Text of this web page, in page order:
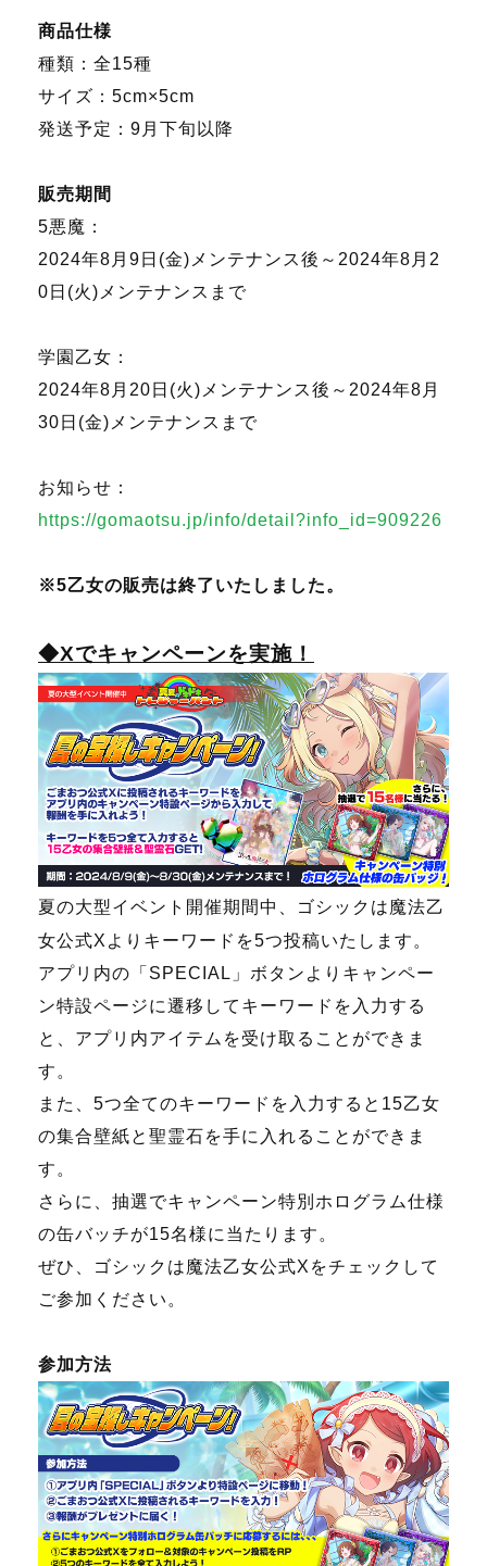
商品仕様
種類：全15種
サイズ：5cm×5cm
発送予定：9月下旬以降
販売期間
5悪魔：
2024年8月9日(金)メンテナンス後～2024年8月2
0日(火)メンテナンスまで
学園乙女：
2024年8月20日(火)メンテナンス後～2024年8月
30日(金)メンテナンスまで
お知らせ：
https://gomaotsu.jp/info/detail?info_id=909226
※5乙女の販売は終了いたしました。
◆Xでキャンペーンを実施！
夏の大型イベント開催期間中、ゴシックは魔法乙
女公式Xよりキーワードを5つ投稿いたします。
アプリ内の「SPECIAL」ボタンよりキャンペー
ン特設ページに遷移してキーワードを入力する
と、アプリ内アイテムを受け取ることができま
す。
また、5つ全てのキーワードを入力すると15乙女
の集合壁紙と聖霊石を手に入れることができま
す。
さらに、抽選でキャンペーン特別ホログラム仕様
の缶バッチが15名様に当たります。
ぜひ、ゴシックは魔法乙女公式Xをチェックして
ご参加ください。
参加方法